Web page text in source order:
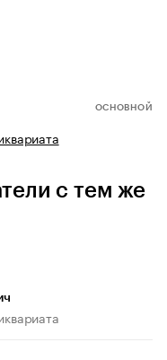
ОСНОВНОЙ
с тем же